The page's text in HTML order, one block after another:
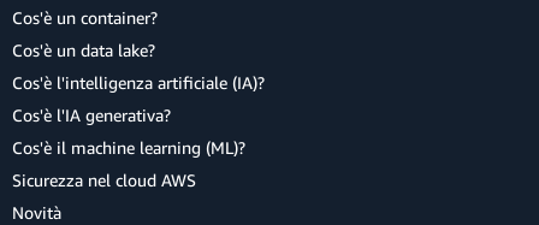
Cos'è un container?
Cos'è un data lake?
Cos'è l'intelligenza artificiale (IA)?
Cos'è l'IA generativa?
Cos'è il machine learning (ML)?
Sicurezza nel cloud AWS
Novità